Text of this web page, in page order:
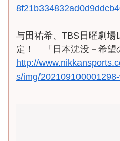
与田祐希、TBS日曜劇場
定！ 「日本沈没－希望
http://
s/img/